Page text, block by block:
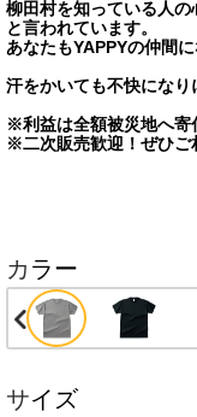
柳田村を知っている人
と言われています。
あなたもYAPPYの仲間
汗をかいても不快になり
※利益は全額被災地へ寄
※二次販売歓迎！ぜひご
カラー
サイズ